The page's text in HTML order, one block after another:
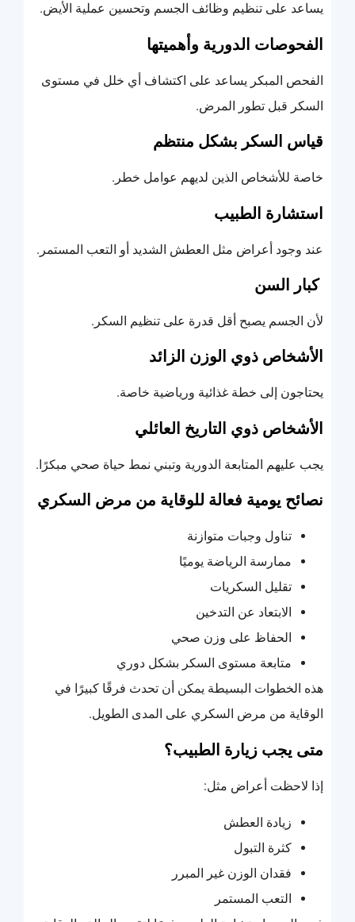
يساعد على تنظيم وظائف الجسم وتحسين عملية الأيض.
الفحوصات الدورية وأهميتها
الفحص المبكر يساعد على اكتشاف أي خلل في مستوى
السكر قبل تطور المرض.
قياس السكر بشكل منتظم
خاصة للأشخاص الذين لديهم عوامل خطر.
استشارة الطبيب
عند وجود أعراض مثل العطش الشديد أو التعب المستمر.
كبار السن
لأن الجسم يصبح أقل قدرة على تنظيم السكر.
الأشخاص ذوي الوزن الزائد
يحتاجون إلى خطة غذائية ورياضية خاصة.
الأشخاص ذوي التاريخ العائلي
يجب عليهم المتابعة الدورية وتبني نمط حياة صحي مبكرًا.
نصائح يومية فعالة للوقاية من مرض السكري
تناول وجبات متوازنة
ممارسة الرياضة يوميًا
تقليل السكريات
الابتعاد عن التدخين
الحفاظ على وزن صحي
متابعة مستوى السكر بشكل دوري
هذه الخطوات البسيطة يمكن أن تحدث فرقًا كبيرًا في
الوقاية من مرض السكري على المدى الطويل.
متى يجب زيارة الطبيب؟
إذا لاحظت أعراض مثل:
زيادة العطش
كثرة التبول
فقدان الوزن غير المبرر
التعب المستمر